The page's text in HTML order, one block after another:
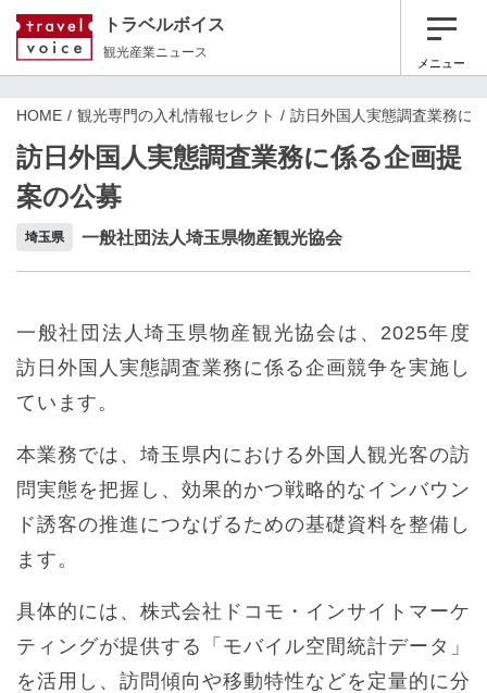
トラベルボイス
観光産業ニュース
メニュー
HOME 観光専門の入札情報セレクト 訪日外国人実態調査業務に
訪日外国人実態調査業務に係る企画提
案の公募
埼玉県 一般社団法人埼玉県物産観光協会
一般社団法人埼玉県物産観光協会は、2025年度
訪日外国人実態調査業務に係る企画競争を実施し
ています。
本業務では、埼玉県内における外国人観光客の訪
問実態を把握し、効果的かつ戦略的なインバウン
ド誘客の推進につなげるための基礎資料を整備し
ます。
具体的には、株式会社ドコモ・インサイトマーケ
ティングが提供する「モバイル空間統計データ」
を活用し、訪問傾向や移動特性などを定量的に分